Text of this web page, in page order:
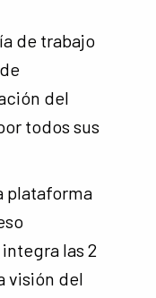
de trabajo
del
todos sus
plataforma
las 2
visión del